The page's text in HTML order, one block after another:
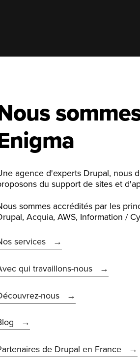
agence d'experts Drupal, nous
du support de sites et
sommes accrédités par les
Acquia, AWS, Information /
services
qui travaillons-nous
nous
de Drupal en France